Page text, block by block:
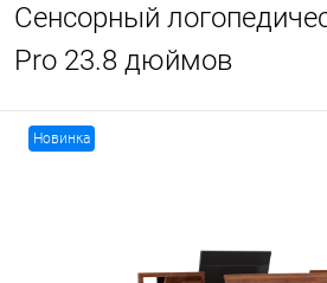
Сенсорный
Pro 23.8 дюймов
Новинка